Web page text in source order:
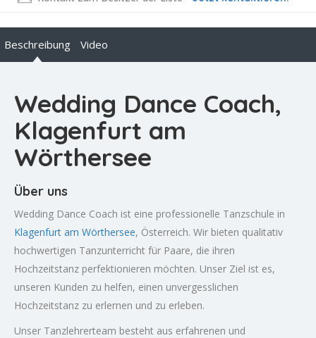
Beschreibung Video
Wedding Dance Coach,
Klagenfurt am
Wörthersee
Über uns
Wedding Dance Coach ist eine professionelle Tanzschule in
Klagenfurt am Wörthersee, Österreich. Wir bieten qualitativ
hochwertigen Tanzunterricht für Paare, die ihren
Hochzeitstanz perfektionieren möchten. Unser Ziel ist es,
unseren Kunden zu helfen, einen unvergesslichen
Hochzeitstanz zu erlernen und zu erleben.
Unser Tanzlehrerteam besteht aus erfahrenen und